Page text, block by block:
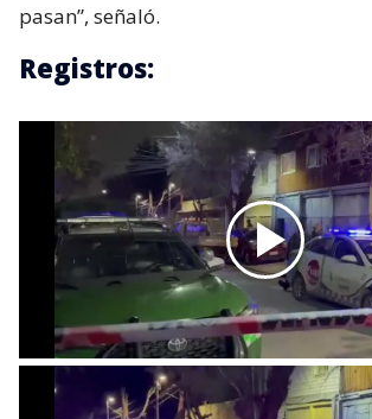
pasan”, señaló.
Registros: